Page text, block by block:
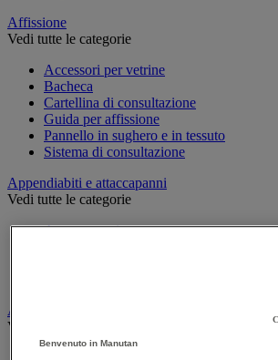
Affissione
Vedi tutte le categorie
Accessori per vetrine
Bacheca
Cartellina di consultazione
Guida per affissione
Pannello in sughero e in tessuto
Sistema di consultazione
Appendiabiti e attaccapanni
Vedi tutte le categorie
Attaccapanni
Armadio e archiviazione
Vedi tutte le categorie
Benvenuto in Manutan